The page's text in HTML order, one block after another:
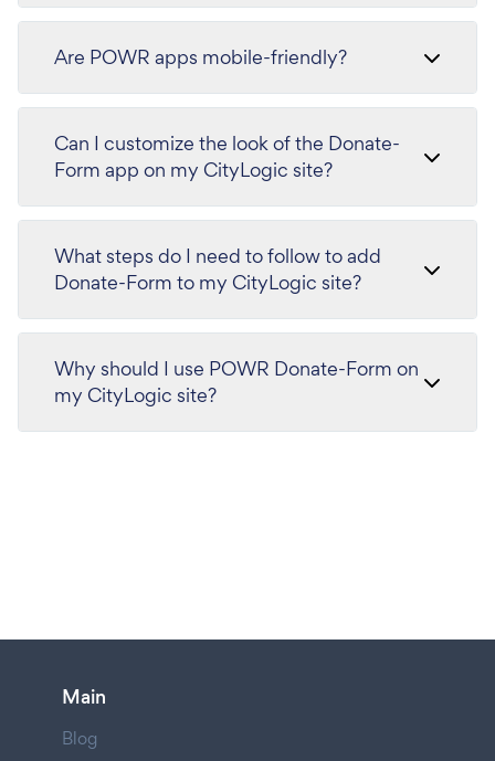
Are POWR apps mobile-friendly?
Can I customize the look of the Donate-
Form app on my CityLogic site?
What steps do I need to follow to add
Donate-Form to my CityLogic site?
Why should I use POWR Donate-Form on
my CityLogic site?
Main
Blog